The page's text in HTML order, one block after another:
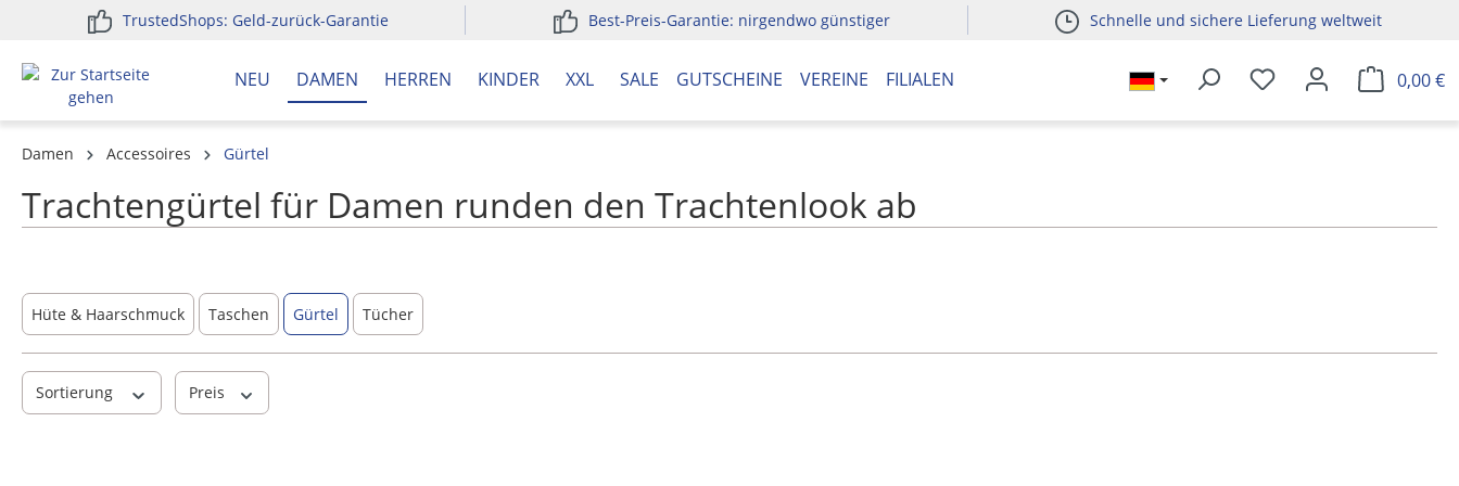
Zur Hauptnavigation springen
TrustedShops: Geld-zurück-Garantie Best-Preis-Garantie: nirgendwo günstiger Schnelle und sichere Lieferung weltweit
NEU DAMEN HERREN KINDER XXL SALE GUTSCHEINE VEREINE FILIALEN 0,00 €
Damen Accessoires Gürtel
Trachtengürtel für Damen runden den Trachtenlook ab
Hüte & Haarschmuck Taschen Gürtel Tücher
Sortierung Preis